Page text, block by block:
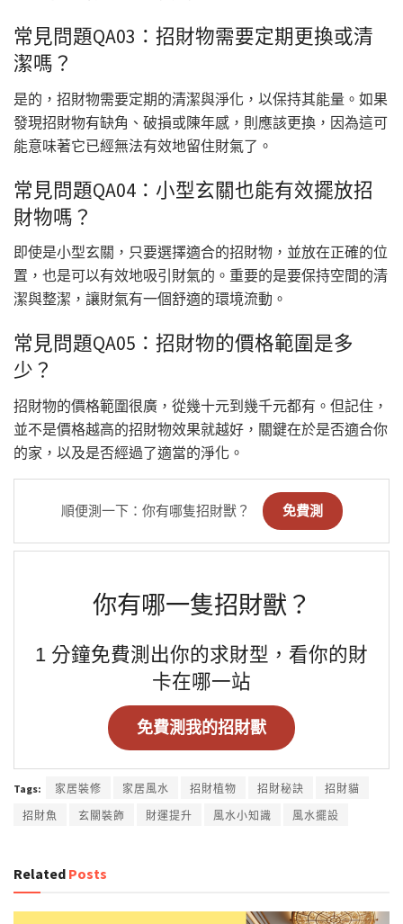
常見問題QA03：招財物需要定期更換或清
潔嗎？
是的，招財物需要定期的清潔與淨化，以保持其能量。如果
發現招財物有缺角、破損或陳年感，則應該更換，因為這可
能意味著它已經無法有效地留住財氣了。
常見問題QA04：小型玄關也能有效擺放招
財物嗎？
即使是小型玄關，只要選擇適合的招財物，並放在正確的位
置，也是可以有效地吸引財氣的。重要的是要保持空間的清
潔與整潔，讓財氣有一個舒適的環境流動。
常見問題QA05：招財物的價格範圍是多
少？
招財物的價格範圍很廣，從幾十元到幾千元都有。但記住，
並不是價格越高的招財物效果就越好，關鍵在於是否適合你
的家，以及是否經過了適當的淨化。
順便測一下：你有哪隻招財獸？ 免費測
你有哪一隻招財獸？
1 分鐘免費測出你的求財型，看你的財
卡在哪一站
免費測我的招財獸
Tags: 家居裝修 家居風水 招財植物 招財秘訣
招財貓
招財魚
玄關裝飾 財運提升 風水小知識 風水擺設
Related Posts